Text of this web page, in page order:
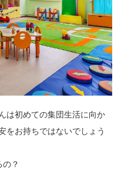
は初めての集団生活に向か
をお持ちではないでしょう
？